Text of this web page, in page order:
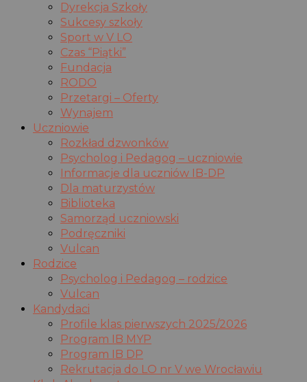
Dyrekcja Szkoły
Sukcesy szkoły
Sport w V LO
Czas “Piątki”
Fundacja
RODO
Przetargi – Oferty
Wynajem
Uczniowie
Rozkład dzwonków
Psycholog i Pedagog – uczniowie
Informacje dla uczniów IB-DP
Dla maturzystów
Biblioteka
Samorząd uczniowski
Podręczniki
Vulcan
Rodzice
Psycholog i Pedagog – rodzice
Vulcan
Kandydaci
Profile klas pierwszych 2025/2026
Program IB MYP
Program IB DP
Rekrutacja do LO nr V we Wrocławiu